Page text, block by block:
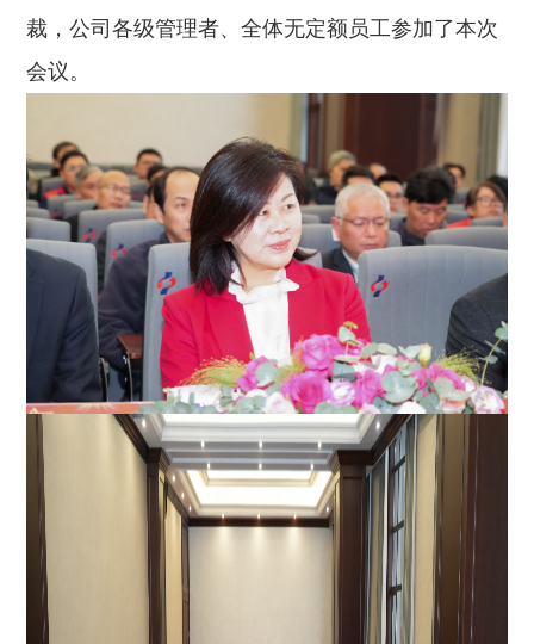
裁，公司各级管理者、全体无定额员工参加了本次
会议。